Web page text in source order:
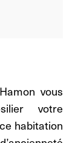
vous
votre
habitation